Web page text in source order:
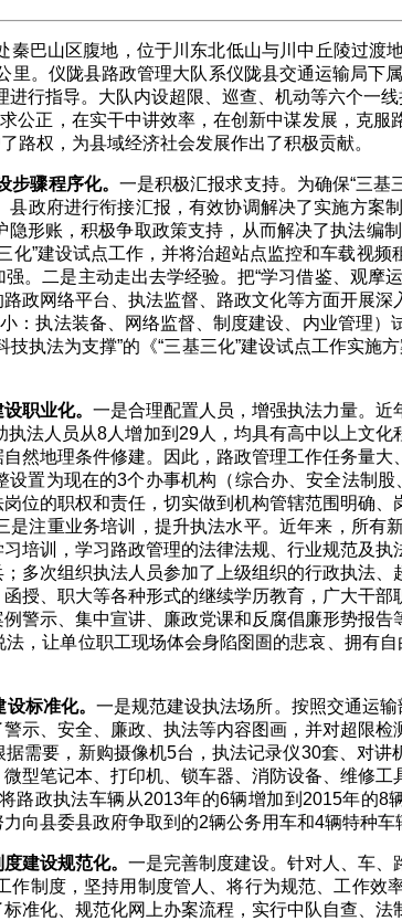
巴山区腹地，位于川东北低山与川中丘陵过渡
里。仪陇县路政管理大队系仪陇县交通运输局下
进行指导。大队内设超限、巡查、机动等六个一
公正，在实干中讲效率，在创新中谋发展，克
路权，为县域经济社会发展作出了积极贡献。
骤程序化。 一是积极汇报求支持。为确保“三基
政府进行衔接汇报，有效协调解决了实施方案
形账，积极争取政策支持，从而解决了执法编
化”建设试点工作，并将治超站点监控和车载视
。二是主动走出去学经验。把“学习借鉴、观摩
政网络平台、执法监督、路政文化等方面开展
：执法装备、网络监督、制度建设、内业管理
执法为支撑”的《“三基三化”建设试点工作实施
职业化。 一是合理配置人员，增强执法力量。
执法人员从8人增加到 29人，均具有高中以上文化
然地理条件修建。因此，路政管理工作任务量
设置为现在的3个办事机构（综合办、安全法制股
位的职权和责任，切实做到机构管辖范围明确
注重业务培训，提升执法水平。近年来，所
培训，学习路政管理的法律法规、行业规范及
多次组织执法人员参加了上级组织的行政执法
授、职大等各种形式的继续学历教育，广大干
警示、集中宣讲、廉政党课和反腐倡廉形势报
，让单位职工现场体会身陷囹圄的悲哀、拥有
标准化。 一是规范建设执法场所。按照交通运
警示、安全、廉政、执法等内容图画，并对超限
据需要，新购摄像机5台，执法记录仪30套、对讲
型笔记本、打印机、锁车器、消防设备、维修
路政执法车辆从2013年的6辆增加到 2015年的8
向县委县政府争取到的2辆公务用车和4辆特种车
建设规范化。 一是完善制度建设。针对人、车、
作制度，坚持用制度管人、将行为规范、工作
准化、规范化网上办案流程，实行中队自查、